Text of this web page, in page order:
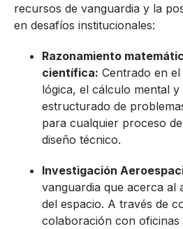
recursos de vanguardia y la
en desafíos institucionales:
Razonamiento
científica: Centrado en
lógica, el cálculo mental
estructurado de
para cualquier proceso
diseño técnico.
Investigación
vanguardia que acerca al
del espacio. A través de
colaboración con oficinas